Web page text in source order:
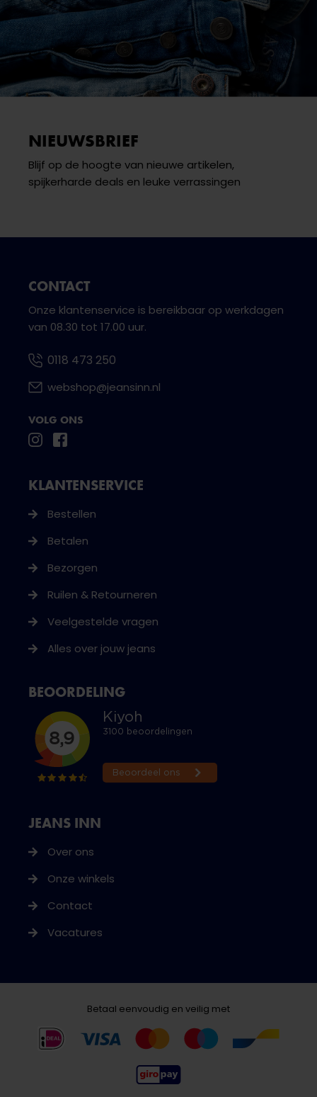
NIEUWSBRIEF
Blijf op de hoogte van nieuwe artikelen,
spijkerharde deals en leuke verrassingen
CONTACT
Onze klantenservice is bereikbaar op werkdagen
van 08.30 tot 17.00 uur.
0118 473 250
webshop@jeansinn.nl
VOLG ONS
JEANS INN
Over ons
Onze winkels
Contact
Vacatures
KLANTENSERVICE
Bestellen
Betalen
Bezorgen
Ruilen & Retourneren
Veelgestelde vragen
Alles over jouw jeans
BEOORDELING
Betaal eenvoudig en veilig met